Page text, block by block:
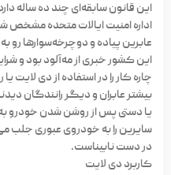
اداره امنیت ایالات متحده مشخص
عابرین پیاده و دوچرخه‌سوارها رو
این کشور خبری از مه‌آلود بود و
چاره کار را در استفاده از دی لایت
بیشتر عابران و دیگر رانندگان
یا دستی پس از روشن شدن خودرو به
سایرین را به خودروی عبوری جلب
در دست نابیناست.
کاربرد دی لایت